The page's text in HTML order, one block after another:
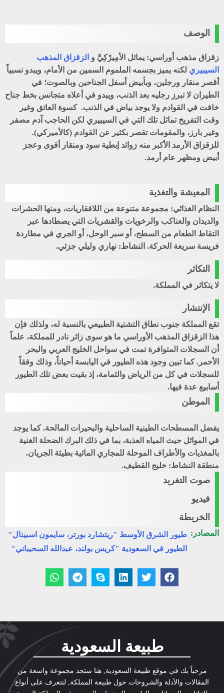
الوصف
زقزاق مذهب أوراسي: يماثل الأمِيرْكِيَّ و الزقزاق المذهب
السيبيري لكنه يميز بجسمه الملموم السمين من الأمام، ويبدو نسبياً
أقصر منقار ورجلين، وبأبيض أسفل الجناحين وبالصوت؛ في
الطيران لا تبرز رجليه بعد الذنب، ويبدو في أعلاه متجانس بخط جناح
خافت في القوادم ولا يوجد بياض في الذنب. كسوة العاتق وغير
وقت التفريخ تماثل تلك التي في السيبيري لكن الحاجب آدم مصفر
وغير بارز، والمقومات تقصر بكثير عن القوادم (كالأميركي).
للزقزاق الأرمد الأكبر منه زوائد إبطية سود ومنقار أقوى وعجز
أبيض ومظهر عام أرمد.
المعيشة والتغذية
النظام الغذائي: مجموعة متنوعة من اللافقاريات، ومنها الحشرات
والديدان والعناكب والرخويات والقشريات التي يصطادها عبر
التقاط الطعام من السطح، أو سبر الوحل، أو الجري في مطاردة
فريسة سريعة الحركة. النشاط: نهاري وليلي جزئي.
التكاثر
لا يتكاثر في المملكة.
الإنتشار
تقع المملكة جنوب نطاق التشتية الطبيعي بالنسبة له، ولذلك فإن
هذا الزقزاق المذهب الأوراسي ما هو سوى زائر نادر للمملكة، علماً
أن السجلات المتوافرة تمت في سواحل الخليج العربي والبحر
الأحمر. كما تبين وجود هذه الطيور في اليابسة أحياناً، وذلك وفقاً
للسجلات في كل من الرياض والثمامة، إذ بقيت بعض تلك الطيور
أسابيع عدة فيها.
الموطن
يفضل المسطحات الطينية الساحلية والبحيرات المالحة. كما يوجد
في الموائل حيث المياه العذبة، بما في ذلك البرك الضحلة الغنية
بالمغذيات والأطراف الموحلة للمجاري المائية بطيئة الجريان.
منطقة النشاط: خليج القطيف.
صوت التغريد
فيديو
الخريطة
المصادر: طيور الشرق الأوسط "ريتشارد بورتر، سايمون اسبينال"
الطيور في السعودية "كريس بولند، عبدالله السحيباني"
طبيعة السعودية
مرحباً بك في موقع طبيعة السعودية, هنا ستجد مجموعة واسعة من
المقالات والأدلة والشروحات حول طبيعة المملكة, لتتعرف على أنواع